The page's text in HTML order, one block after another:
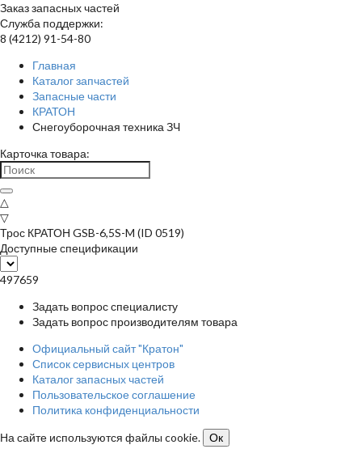
Заказ запасных частей
Служба поддержки:
8 (4212) 91-54-80
Главная
Каталог запчастей
Запасные части
КРАТОН
Снегоуборочная техника ЗЧ
Карточка товара:
△
▽
Трос КРАТОН GSB-6,5S-M (ID 0519)
Доступные спецификации
497659
Задать вопрос специалисту
Задать вопрос производителям товара
Официальный сайт "Кратон"
Список сервисных центров
Каталог запасных частей
Пользовательское соглашение
Политика конфиденциальности
На сайте используются файлы cookie.
Ок